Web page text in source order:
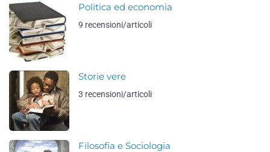
Politica ed economia
9 recensioni/articoli
Storie vere
3 recensioni/articoli
Filosofia e Sociologia